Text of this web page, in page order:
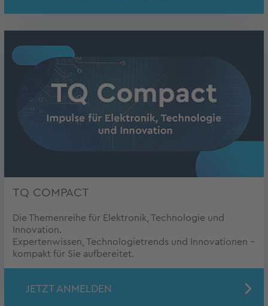
TQ COMPACT
Die Themenreihe für Elektronik, Technologie und
Innovation.
Expertenwissen, Technologietrends und Innovationen –
kompakt für Sie aufbereitet.
JETZT ANMELDEN